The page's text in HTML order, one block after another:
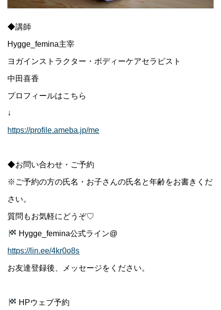
◆講師
Hygge_femina主宰
ヨガインストラクター・ボディーケアセラピスト
中田喜香
プロフィールはこちら
↓
https://profile.ameba.jp/me
◆お問い合わせ・ご予約
※ご予約の方の氏名・お子さんの氏名と年齢をお書きくだ
さい。
質問もお気軽にどうぞ♡
Hygge_femina公式ライン@
https://lin.ee/4kr0o8s
お友達登録後、メッセージをください。
HPウェブ予約